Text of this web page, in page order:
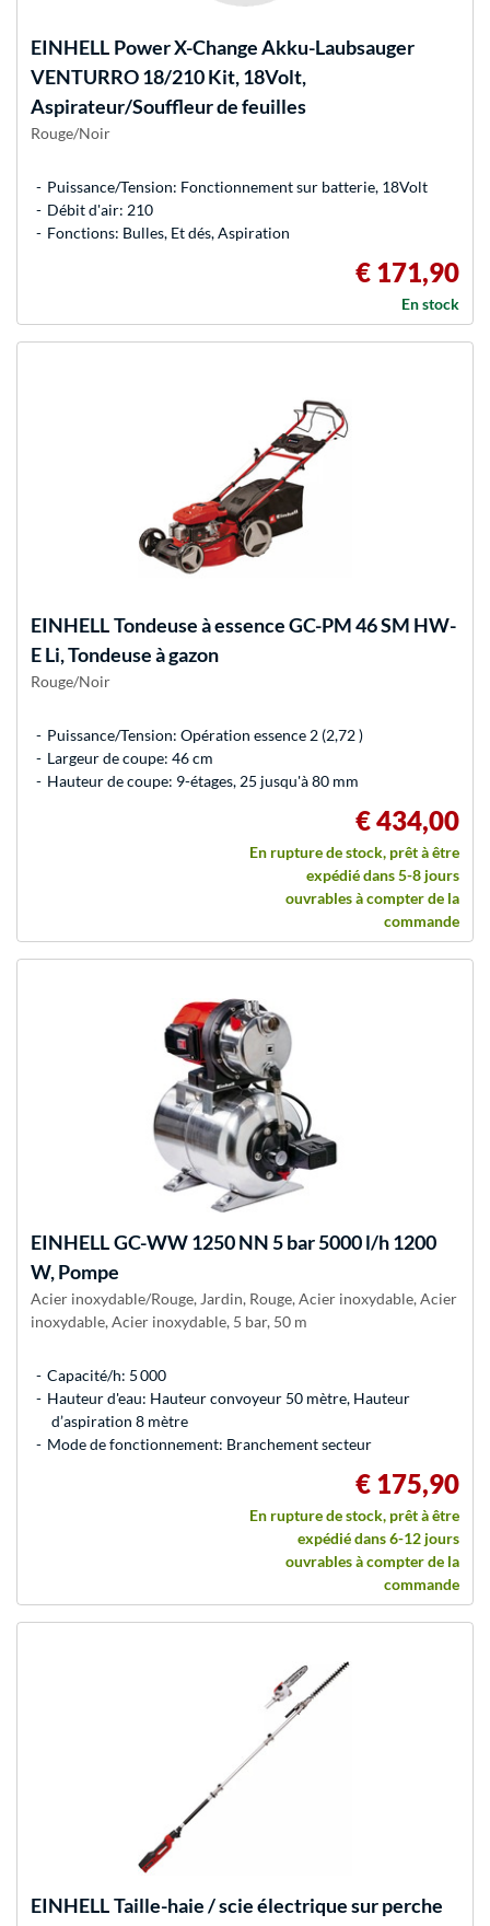
EINHELL Power X-Change Akku-Laubsauger
VENTURRO 18/210 Kit, 18Volt,
Aspirateur/Souffleur de feuilles
Rouge/Noir
Puissance/Tension: Fonctionnement sur batterie, 18Volt
Débit d'air: 210
Fonctions: Bulles, Et dés, Aspiration
€ 171,90
En stock
EINHELLTondeuse à essence GC-PM 46 SM HW-
E Li, Tondeuse à gazon
Rouge/Noir
Puissance/Tension: Opération essence 2 (2,72 )
Largeur de coupe: 46 cm
Hauteur de coupe: 9-étages, 25 jusqu'à 80 mm
€ 434,00
En rupture de stock, prêt à être
expédié dans 5-8 jours
ouvrables à compter de la
commande
EINHELLGC-WW 1250 NN 5 bar 5000 l/h 1200
W, Pompe
Acier inoxydable/Rouge, Jardin, Rouge, Acier inoxydable, Acier
inoxydable, Acier inoxydable, 5 bar, 50 m
Capacité/h: 5 000
Hauteur d'eau: Hauteur convoyeur 50 mètre, Hauteur
d’aspiration 8 mètre
Mode de fonctionnement: Branchement secteur
€ 175,90
En rupture de stock, prêt à être
expédié dans 6-12 jours
ouvrables à compter de la
commande
EINHELLTaille-haie / scie électrique sur perche